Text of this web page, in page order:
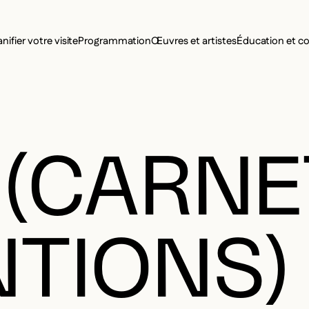
MENU
votre visiteProgrammationŒuvres et artistesÉducation et